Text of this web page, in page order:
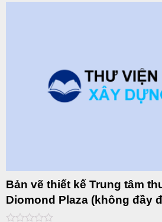
Bản vẽ thiết kế Trung tâm
Diomond Plaza (không đầy